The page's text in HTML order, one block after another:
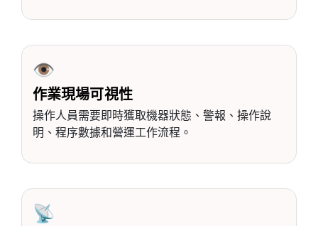
👁️
作業現場可視性
操作人員需要即時獲取機器狀態、警報、操作說
明、程序數據和營運工作流程。
📡